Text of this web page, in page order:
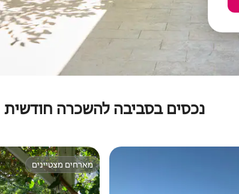
נכסים בסביבה להשכרה חודשית
מארחים מצטיינים
מארחים מצטיינים